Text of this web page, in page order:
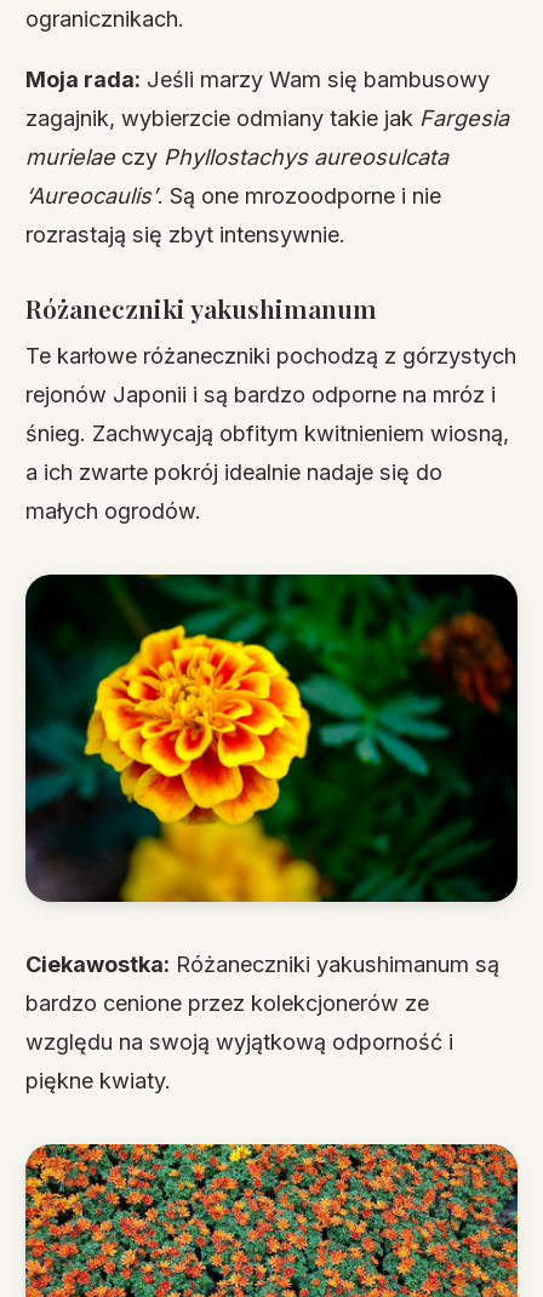
ogranicznikach.
Moja rada: Jeśli marzy Wam się bambusowy
zagajnik, wybierzcie odmiany takie jak Fargesia
murielaeczy Phyllostachys aureosulcata
‘Aureocaulis’. Są one mrozoodporne i nie
rozrastają się zbyt intensywnie.
Różaneczniki yakushimanum
Te karłowe różaneczniki pochodzą z górzystych
rejonów Japonii i są bardzo odporne na mróz i
śnieg. Zachwycają obfitym kwitnieniem wiosną,
a ich zwarte pokrój idealnie nadaje się do
małych ogrodów.
Ciekawostka: Różaneczniki yakushimanum są
bardzo cenione przez kolekcjonerów ze
względu na swoją wyjątkową odporność i
piękne kwiaty.